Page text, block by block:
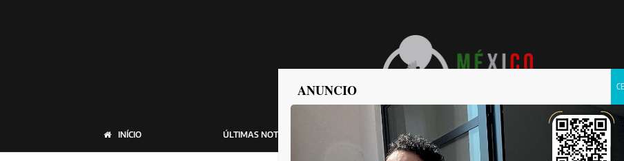
INÍCIO ÚLTIMAS NOTICIAS POLÍTICA POLICIACA
ANUNCIO